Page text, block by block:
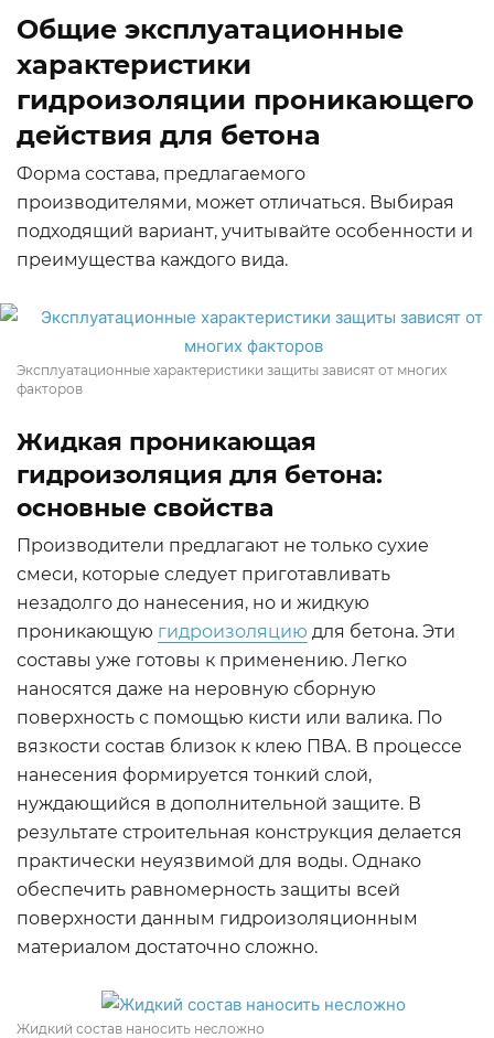
Общие эксплуатационные
характеристики
гидроизоляции проникающего
действия для бетона
Форма состава, предлагаемого
производителями, может отличаться. Выбирая
подходящий вариант, учитывайте особенности и
преимущества каждого вида.
Эксплуатационные характеристики защиты зависят от многих
факторов
Жидкая проникающая
гидроизоляция для бетона:
основные свойства
Производители предлагают не только сухие
смеси, которые следует приготавливать
незадолго до нанесения, но и жидкую
проникающую гидроизоляцию для бетона. Эти
составы уже готовы к применению. Легко
наносятся даже на неровную сборную
поверхность с помощью кисти или валика. По
вязкости состав близок к клею ПВА. В процессе
нанесения формируется тонкий слой,
нуждающийся в дополнительной защите. В
результате строительная конструкция делается
практически неуязвимой для воды. Однако
обеспечить равномерность защиты всей
поверхности данным гидроизоляционным
материалом достаточно сложно.
Жидкий состав наносить несложно